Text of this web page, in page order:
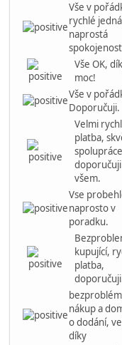
Vše v
rychlé
naprostá
Vše OK,
moc!
Vše v
Doporučuji.
Velmi
platba,
doporučuji
všem.
Vse
naprosto v
poradku.
kupující,
platba,
nákup a
o dodání,
díky